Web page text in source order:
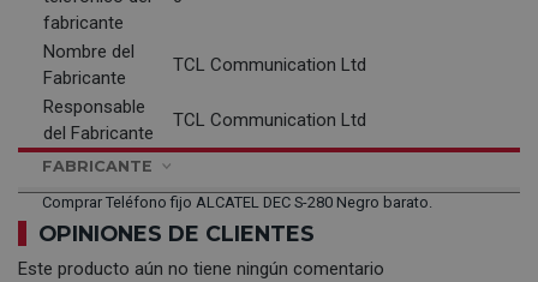
fabricante
Nombre del
Fabricante
TCL Communication Ltd
Responsable
del Fabricante
TCL Communication Ltd
FABRICANTE
Comprar Teléfono fijo ALCATEL DEC S-280 Negro barato.
OPINIONES DE CLIENTES
Este producto aún no tiene ningún comentario